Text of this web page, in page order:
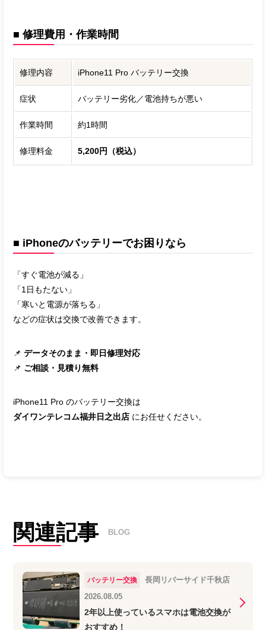
■ 修理費用・作業時間
修理内容 iPhone11 Pro バッテリー交換
症状 バッテリー劣化／電池持ちが悪い
作業時間 約1時間
修理料金 5,200円（税込）
■ iPhoneのバッテリーでお困りなら
「すぐ電池が減る」
「1日もたない」
「寒いと電源が落ちる」
などの症状は交換で改善できます。
📌データそのまま・即日修理対応
📌 ご相談・見積り無料
iPhone11 Pro のバッテリー交換は
ダイワンテレコム福井日之出店 にお任せください。
関連記事 BLOG
バッテリー交換
長岡リバーサイド千秋店
2026.08.05
2年以上使っているスマホは電池交換が
おすすめ！